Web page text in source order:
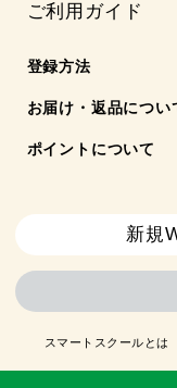
ご利用ガイド
登録方法
お届け・返品につい
ポイントについて
新規
スマートスクールとは